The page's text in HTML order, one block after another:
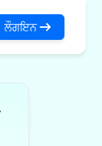
ਲੌਗਇਨ